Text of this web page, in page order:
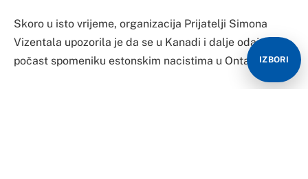
Skoro u isto vrijeme, organizacija Prijatelji Simona
Vizentala upozorila je da se u Kanadi i dalje odaje
počast spomeniku estonskim nacistima u OntarijuIZBORI